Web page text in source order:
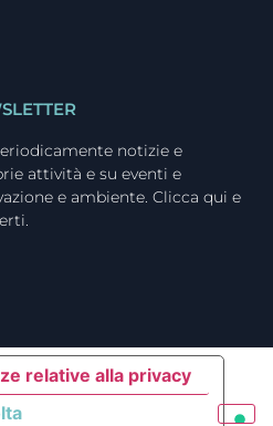
notizie e
attività e su eventi e
e ambiente. Clicca qui e
relative alla privacy